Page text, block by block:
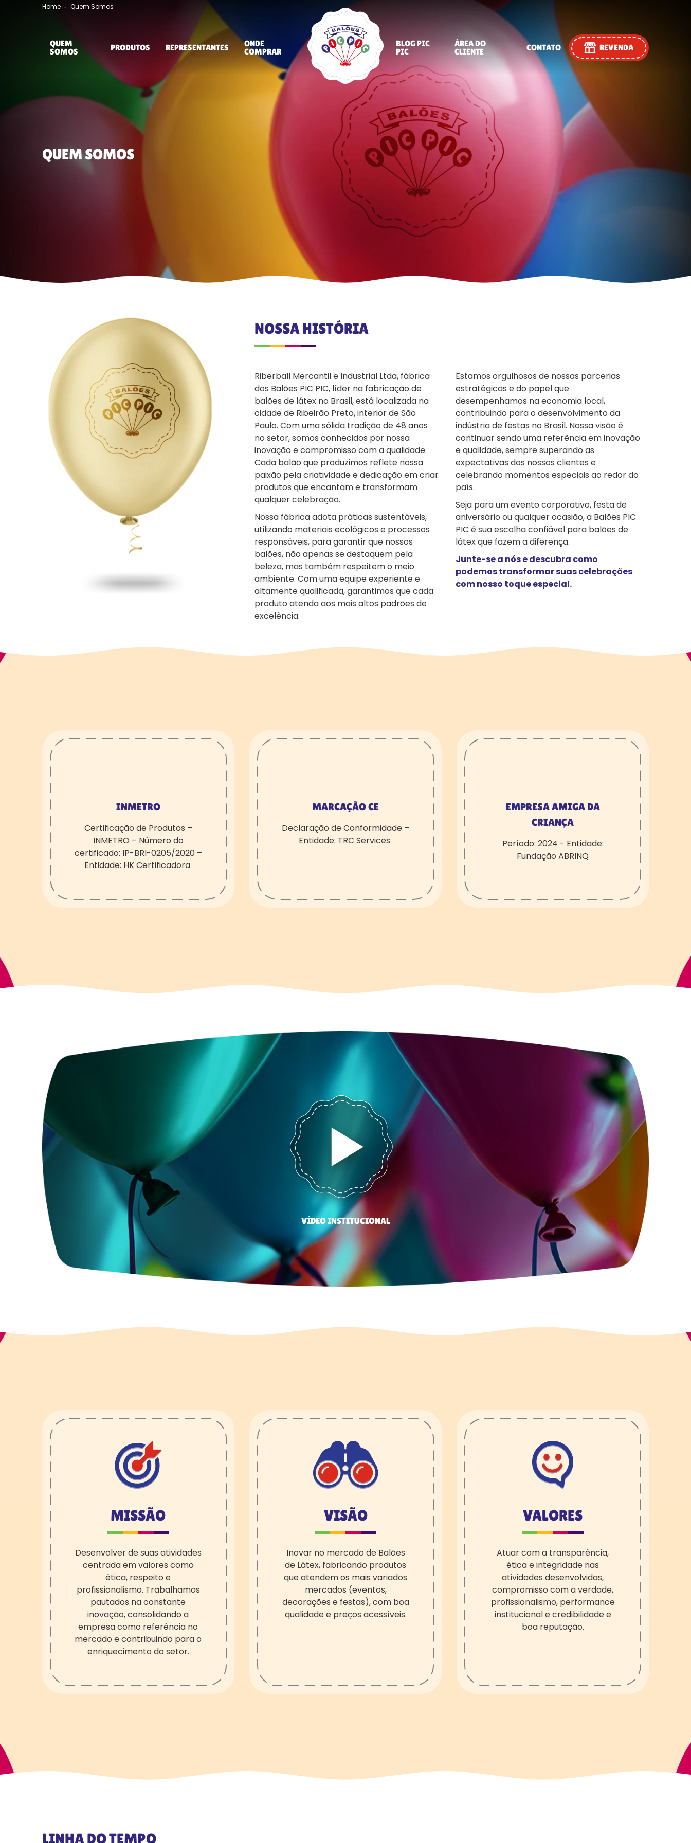
QUEM
SOMOS
PRODUTOS REPRESENTANTES
ONDE
COMPRAR
BLOG PIC
PIC
ÁREA DO
CLIENTE
CONTATO REVENDA
QUEM SOMOS
Home Quem Somos
NOSSA HISTÓRIA
Riberball Mercantil e Industrial Ltda, fábrica
dos Balões PIC PIC, líder na fabricação de
balões de látex no Brasil, está localizada na
cidade de Ribeirão Preto, interior de São
Paulo. Com uma sólida tradição de 48 anos
no setor, somos conhecidos por nossa
inovação e compromisso com a qualidade.
Cada balão que produzimos reflete nossa
paixão pela criatividade e dedicação em criar
produtos que encantam e transformam
qualquer celebração.
Nossa fábrica adota práticas sustentáveis,
utilizando materiais ecológicos e processos
responsáveis, para garantir que nossos
balões, não apenas se destaquem pela
beleza, mas também respeitem o meio
ambiente. Com uma equipe experiente e
altamente qualificada, garantimos que cada
produto atenda aos mais altos padrões de
excelência.
Estamos orgulhosos de nossas parcerias
estratégicas e do papel que
desempenhamos na economia local,
contribuindo para o desenvolvimento da
indústria de festas no Brasil. Nossa visão é
continuar sendo uma referência em inovação
e qualidade, sempre superando as
expectativas dos nossos clientes e
celebrando momentos especiais ao redor do
país.
Seja para um evento corporativo, festa de
aniversário ou qualquer ocasião, a Balões PIC
PIC é sua escolha confiável para balões de
látex que fazem a diferença.
Junte-se a nós e descubra como
podemos transformar suas celebrações
com nosso toque especial.
INMETRO
Certificação de Produtos –
INMETRO – Número do
certificado: IP-BRI-0205/2020 –
Entidade: HK Certificadora
MARCAÇÃO CE
Declaração de Conformidade –
Entidade: TRC Services
EMPRESA AMIGA DA
CRIANÇA
Período: 2024 - Entidade:
Fundação ABRINQ
VÍDEO INSTITUCIONAL
MISSÃO
Desenvolverde suas atividades
centradaem valores como
ética, respeito e
profissionalismo. Trabalhamos
pautados na constante
inovação,consolidando a
empresa como referência no
mercado e contribuindo para o
enriquecimento do setor.
VISÃO
Inovar no mercado de Balões
de Látex, fabricando produtos
que atendem os mais variados
mercados (eventos,
decorações e festas), com boa
qualidade e preços acessíveis.
VALORES
Atuar com a transparência,
ética e integridade nas
atividades desenvolvidas,
compromisso com a verdade,
profissionalismo, performance
institucional e credibilidade e
boa reputação.
LINHA DO TEMPO